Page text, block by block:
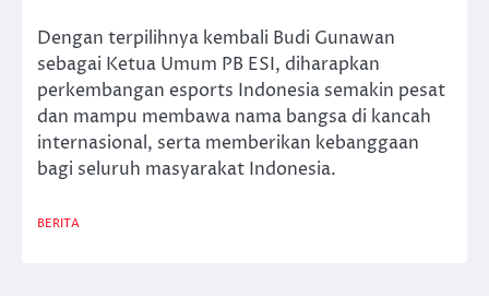
Dengan terpilihnya kembali Budi Gunawan
sebagai Ketua Umum PB ESI, diharapkan
perkembangan esports Indonesia semakin pesat
dan mampu membawa nama bangsa di kancah
internasional, serta memberikan kebanggaan
bagi seluruh masyarakat Indonesia.
BERITA